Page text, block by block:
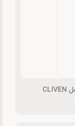
کرم مرطوب کننده چند منظوره کلیون اصل CLIVEN